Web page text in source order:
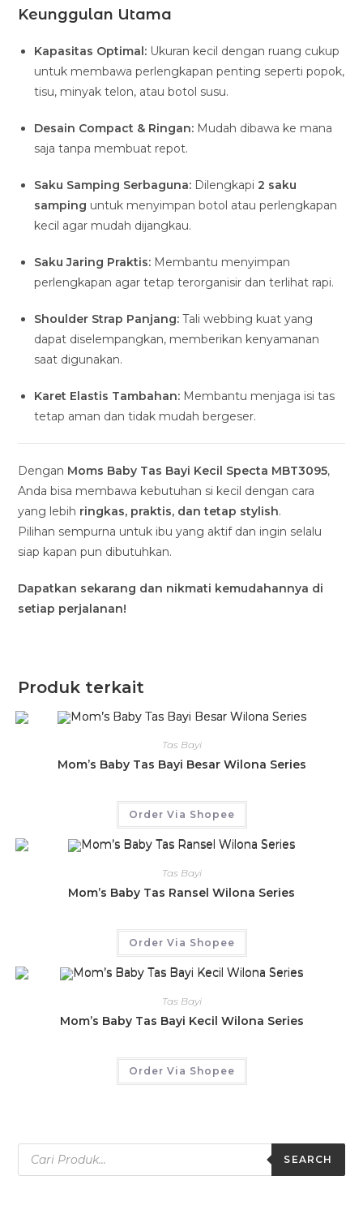
Keunggulan Utama
Kapasitas Optimal: Ukuran kecil dengan ruang cukup
untuk membawa perlengkapan penting seperti popok,
tisu, minyak telon, atau botol susu.
Desain Compact & Ringan: Mudah dibawa ke mana
saja tanpa membuat repot.
Saku Samping Serbaguna: Dilengkapi 2 saku
samping untuk menyimpan botol atau perlengkapan
kecil agar mudah dijangkau.
Saku Jaring Praktis: Membantu menyimpan
perlengkapan agar tetap terorganisir dan terlihat rapi.
Shoulder Strap Panjang: Tali webbing kuat yang
dapat diselempangkan, memberikan kenyamanan
saat digunakan.
Karet Elastis Tambahan: Membantu menjaga isi tas
tetap aman dan tidak mudah bergeser.
Dengan Moms Baby Tas Bayi Kecil Specta MBT3095,
Anda bisa membawa kebutuhan si kecil dengan cara
yang lebih ringkas, praktis, dan tetap stylish.
Pilihan sempurna untuk ibu yang aktif dan ingin selalu
siap kapan pun dibutuhkan.
Dapatkan sekarang dan nikmati kemudahannya di
setiap perjalanan!
Produk terkait
Tas Bayi
Mom’s Baby Tas Bayi Besar Wilona Series
Order Via Shopee
Tas Bayi
Mom’s Baby Tas Ransel Wilona Series
Order Via Shopee
Tas Bayi
Mom’s Baby Tas Bayi Kecil Wilona Series
Order Via Shopee
SEARCH